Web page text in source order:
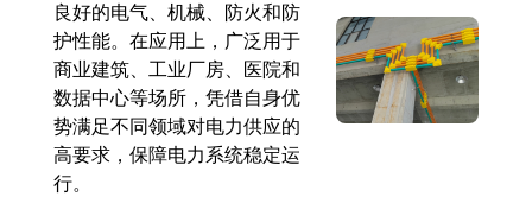
良好的电气、机械、防火和防
护性能。在应用上，广泛用于
商业建筑、工业厂房、医院和
数据中心等场所，凭借自身优
势满足不同领域对电力供应的
高要求，保障电力系统稳定运
行。